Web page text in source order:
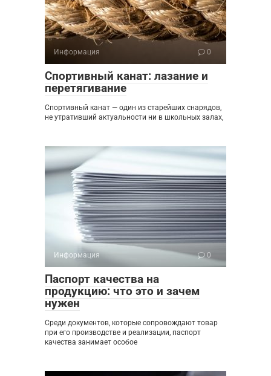
Информация 0
Спортивный канат: лазание и
перетягивание
Спортивный канат — один из старейших снарядов,
не утративший актуальности ни в школьных залах,
Информация 0
Паспорт качества на
продукцию: что это и зачем
нужен
Среди документов, которые сопровождают товар
при его производстве и реализации, паспорт
качества занимает особое